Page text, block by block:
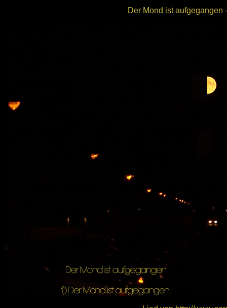
Der Mond ist aufgegangen